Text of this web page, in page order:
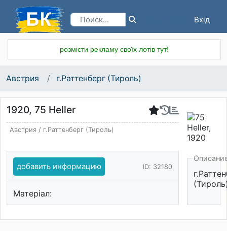
Вхід
розмісти рекламу своїх лотів тут!
Австрия г.Раттенберг (Тироль)
1920, 75 Heller
Австрия/ г.Раттенберг (Тироль)
добавить информацию ID: 32180
Матеріал: